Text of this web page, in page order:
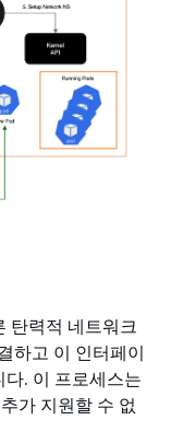
탄력적 네트워크
하고 이 인터페이
다. 이 프로세스는
가 지원할 수 없